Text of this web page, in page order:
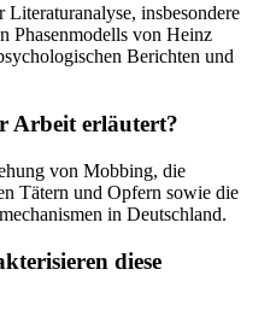
insbesondere
Phasenmodells von Heinz
Berichten und
Arbeit erläutert?
von Mobbing, die
Tätern und Opfern sowie die
in Deutschland.
diese